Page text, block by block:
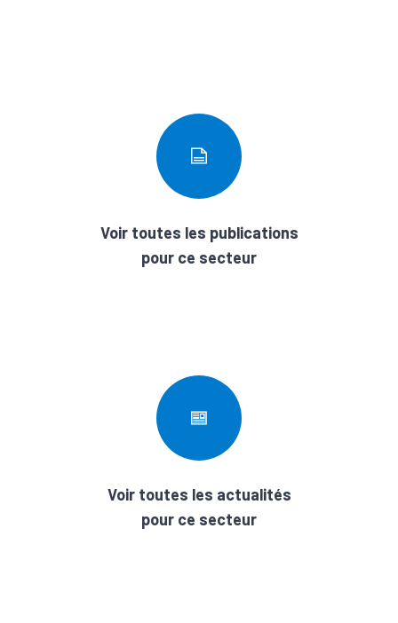
Voir toutes les publications
pour ce secteur
Voir toutes les actualités
pour ce secteur